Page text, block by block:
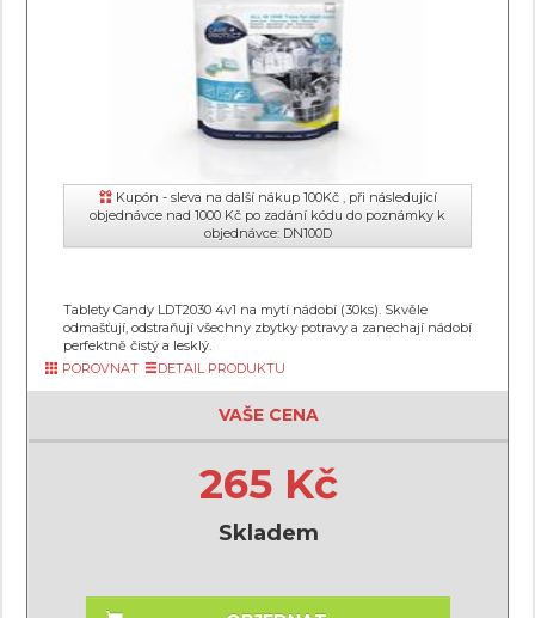
Kupón - sleva na další nákup 100Kč , při následující
objednávce nad 1000 Kč po zadání kódu do poznámky k
objednávce: DN100D
Tablety Candy LDT2030 4v1 na mytí nádobí (30ks). Skvěle
odmašťují, odstraňují všechny zbytky potravy a zanechají nádobí
perfektně čistý a lesklý.
POROVNAT
DETAIL PRODUKTU
VAŠE CENA
265 Kč
Skladem